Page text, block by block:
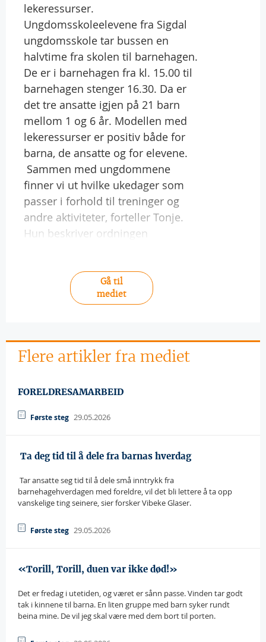
lekeressurser.
Ungdomsskoleelevene fra Sigdal
ungdomsskole tar bussen en
halvtime fra skolen til barnehagen.
De er i barnehagen fra kl. 15.00 til
barnehagen stenger 16.30. Da er
det tre ansatte igjen på 21 barn
mellom 1 og 6 år. Modellen med
lekeressurser er positiv både for
barna, de ansatte og for elevene.
 Sammen med ungdommene
finner vi ut hvilke ukedager som
passer i forhold til treninger og
andre aktiviteter, forteller Tonje.
Hun beskriver ordningen
Gå til
mediet
Flere artikler fra mediet
FORELDRESAMARBEID
Første steg 29.05.2026
 Ta deg tid til å dele fra barnas hverdag
 Tar ansatte seg tid til å dele små inntrykk fra
barnehagehverdagen med foreldre, vil det bli lettere å ta opp
vanskelige ting seinere, sier forsker Vibeke Glaser.
Første steg 29.05.2026
«Torill, Torill, duen var ikke død!»
Det er fredag i utetiden, og været er sånn passe. Vinden tar godt
tak i kinnene til barna. En liten gruppe med barn syker rundt
beina mine. De vil jeg skal være med dem bort til porten.